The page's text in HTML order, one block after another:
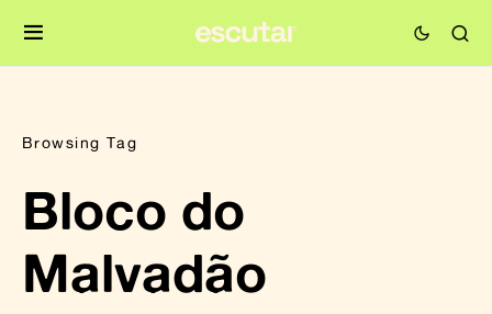
Browsing Tag
Bloco do
Malvadão